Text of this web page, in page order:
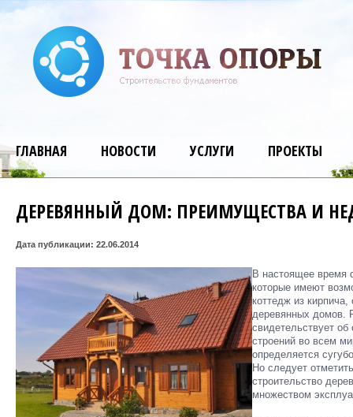
ГЛАВНАЯ НОВОСТИ УСЛУГИ ПРОЕКТЫ
ДЕРЕВЯННЫЙ ДОМ: ПРЕИМУЩЕСТВА И
Дата публикации: 22.06.2014
В настоящее время
которые имеют
коттедж из
деревянных домов.
свидетельствует
строений во всем
определяется
Но следует
строительство
множеством